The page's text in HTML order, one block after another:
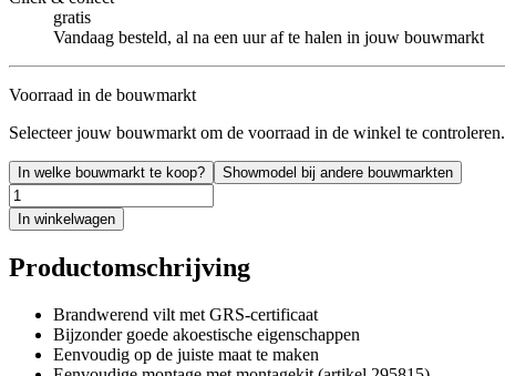
gratis
Vandaag besteld, al na een uur af te halen in jouw bouwmarkt
Voorraad in de bouwmarkt
Selecteer jouw bouwmarkt om de voorraad in de winkel te controleren.
In welke bouwmarkt te koop? Showmodel bij andere bouwmarkten
In winkelwagen
Productomschrijving
Brandwerend vilt met GRS-certificaat
Bijzonder goede akoestische eigenschappen
Eenvoudig op de juiste maat te maken